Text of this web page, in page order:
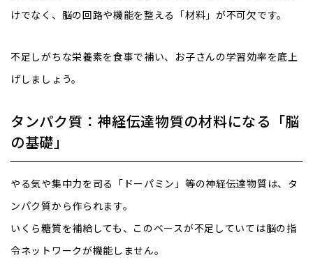
けでなく、脳の回路や機能を整える「材料」が不可欠です。
不足しがちな栄養素を食事で補い、お子さんの学習効率を底上
げしましょう。
タンパク質：神経伝達物質の材料になる「脳
の基礎」
やる気や集中力を司る「ドーパミン」等の神経伝達物質は、タ
ンパク質から作られます。
いくら糖質を補給しても、このベースが不足していては脳の指
令ネットワークが機能しません。